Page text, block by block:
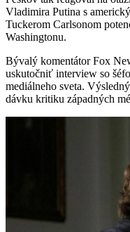
Vladimira Putina s
Tuckerom Carlsonom
Washingtonu.
Bývalý komentátor Fox
uskutočniť interview so
mediálneho sveta.
dávku kritiku západných